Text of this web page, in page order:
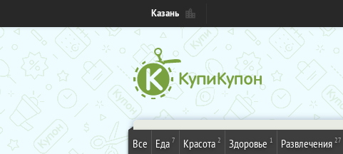
Казань
Все Еда 7 Красота 2 Здоровье 1 Развлечения 27